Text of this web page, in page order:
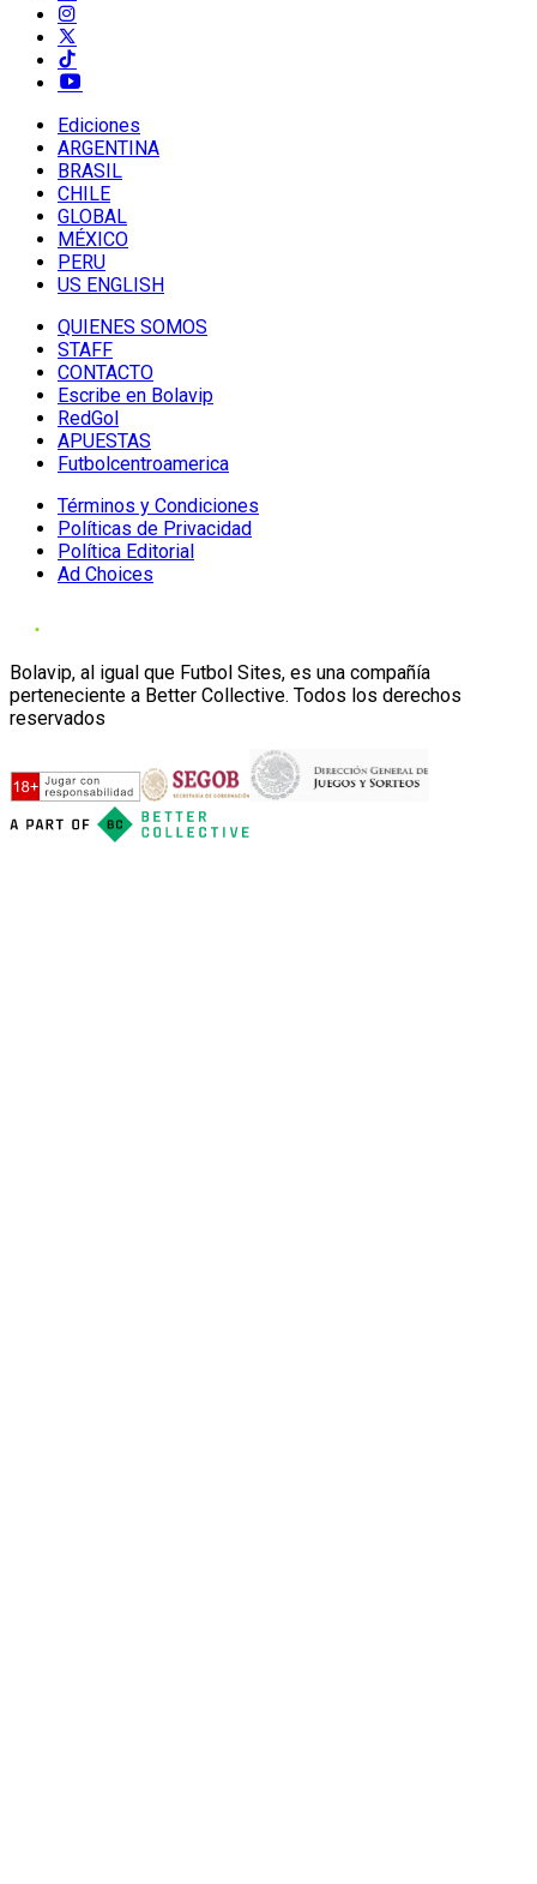
Ediciones
ARGENTINA
BRASIL
CHILE
GLOBAL
MÉXICO
PERU
US ENGLISH
QUIENES SOMOS
STAFF
CONTACTO
Escribe en Bolavip
RedGol
APUESTAS
Futbolcentroamerica
Términos y Condiciones
Políticas de Privacidad
Política Editorial
Ad Choices
Bolavip, al igual que Futbol Sites, es una compañía
perteneciente a Better Collective. Todos los derechos
reservados